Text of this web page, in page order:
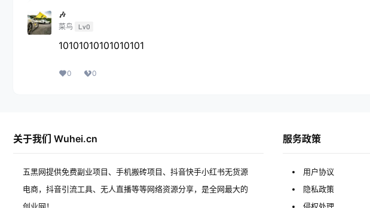
🎶
菜鸟
Lv0
10101010101010101
0 0
关于我们 Wuhei.cn
五黑网提供免费副业项目、手机搬砖项目、抖音快手小红书无货源
电商，抖音引流工具、无人直播等等网络资源分享，是全网最大的
服务政策
用户协议
隐私政策